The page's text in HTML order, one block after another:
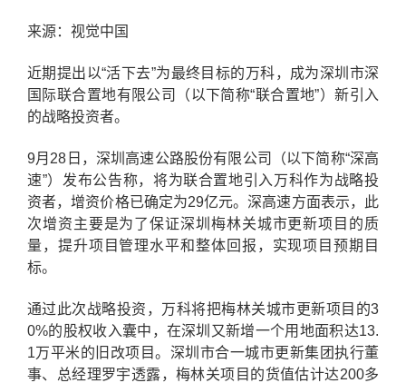
来源：视觉中国
近期提出以“活下去”为最终目标的万科，成为深圳市深
国际联合置地有限公司（以下简称“联合置地”）新引入
的战略投资者。
9月28日，深圳高速公路股份有限公司（以下简称“深高
速”）发布公告称，将为联合置地引入万科作为战略投
资者，增资价格已确定为29亿元。深高速方面表示，此
次增资主要是为了保证深圳梅林关城市更新项目的质
量，提升项目管理水平和整体回报，实现项目预期目
标。
通过此次战略投资，万科将把梅林关城市更新项目的3
0%的股权收入囊中，在深圳又新增一个用地面积达13.
1万平米的旧改项目。深圳市合一城市更新集团执行董
事、总经理罗宇透露，梅林关项目的货值估计达200多